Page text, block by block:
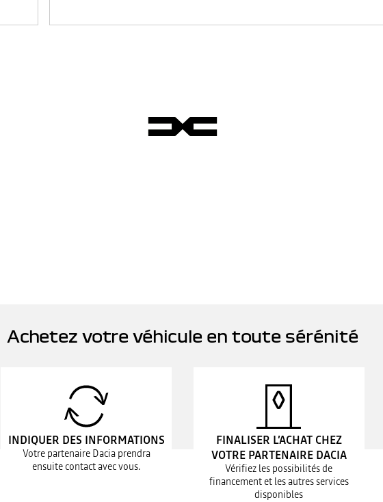
Achetez votre véhicule en toute sérénité
INDIQUER DES INFORMATIONS
Votre partenaire Dacia prendra
ensuite contact avec vous.
FINALISER L’ACHAT CHEZ
VOTRE PARTENAIRE DACIA
Vérifiez les possibilités de
financement et les autres services
disponibles